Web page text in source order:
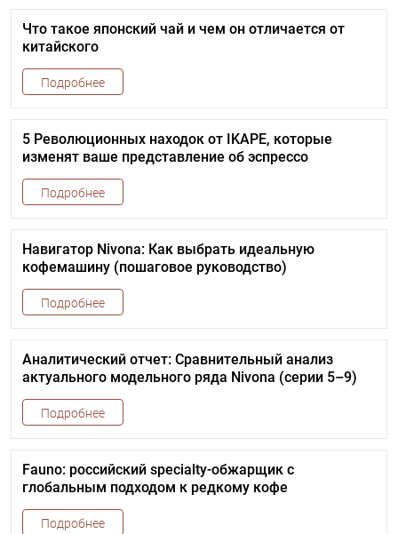
Что такое японский чай и чем он отличается от
китайского
Подробнее
5 Революционных находок от IKAPE, которые
изменят ваше представление об эспрессо
Подробнее
Навигатор Nivona: Как выбрать идеальную
кофемашину (пошаговое руководство)
Подробнее
Аналитический отчет: Сравнительный анализ
актуального модельного ряда Nivona (серии 5–9)
Подробнее
Fauno: российский specialty-обжарщик с
глобальным подходом к редкому кофе
Подробнее